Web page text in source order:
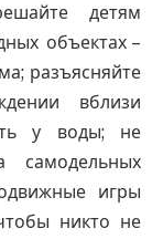
детям
объектах –
разъясняйте
вблизи
у воды; не
самодельных
игры
никто не